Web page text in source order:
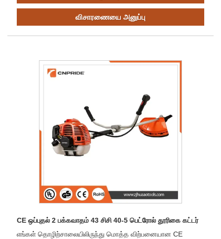
விசாரணையை அனுப்பு
CE ஒப்புதல் 2 பக்கவாதம் 43 சிசி 40-5 பெட்ரோல் தூரிகை கட்டர்
எங்கள் தொழிற்சாலையிலிருந்து மொத்த விற்பனையான CE